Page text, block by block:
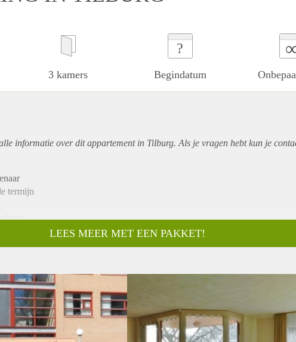
3 kamers
?
Begindatum
informatie over ditappartementin Tilburg. Als je vragen hebt kun je
termijn
huur
van de Eigenaar
Afhankelijk van de Eigenaar
LEES MEER MET EEN PAKKET!